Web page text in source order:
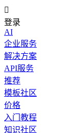

登录
AI
企业服务
解决方案
API服务
推荐
模板社区
价格
入门教程
知识社区